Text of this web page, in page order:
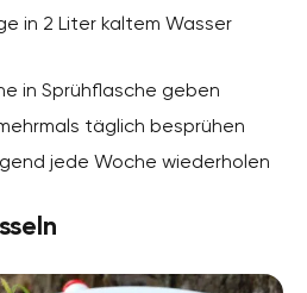
in 2 Liter kaltem Wasser
in Sprühflasche geben
täglich besprühen
jede Woche wiederholen